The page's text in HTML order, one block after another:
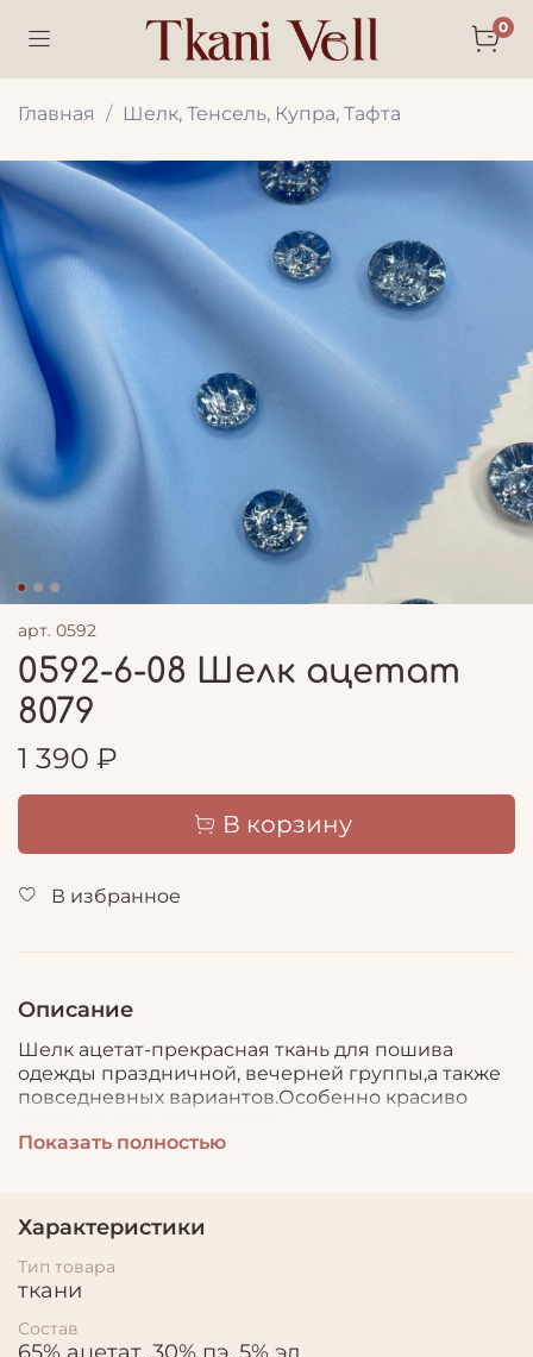
0
Главная Шелк, Тенсель, Купра, Тафта
арт. 0592
0592-6-08 Шелк ацетат
8079
1 390 ₽
В корзину
В избранное
Описание
Шелк ацетат-прекрасная ткань для пошива
одежды праздничной, вечерней группы,а также
повседневных вариантов.Особенно красиво
косой.Пластичная,струящаяся,с благородным
Показать полностью
Характеристики
Тип товара
ткани
Состав